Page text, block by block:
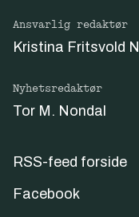
Ansvarlig redaktør
Kristina Fritsvold
Nyhetsredaktør
Tor M. Nondal
RSS-feed forside
Facebook